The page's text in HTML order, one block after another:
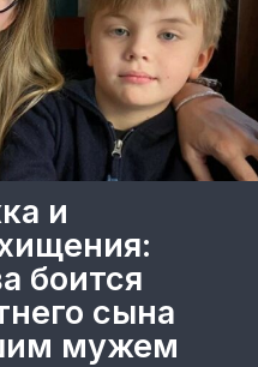
и
боится
сына
мужем